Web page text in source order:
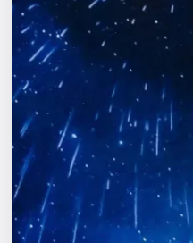
Города
Площадки
Артисты
Рейтинги